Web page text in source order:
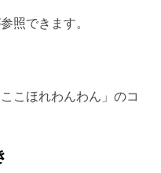
照できます。
こほれわんわん」のコ